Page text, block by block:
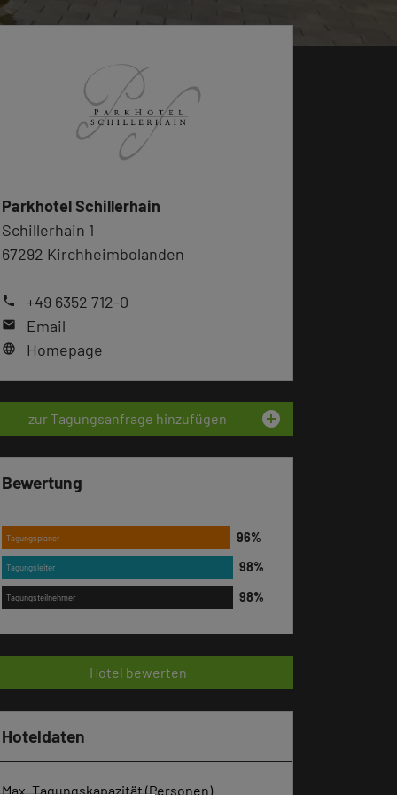
Parkhotel Schillerhain
Schillerhain 1
67292 Kirchheimbolanden
phone +49 6352 712-0
mail Email
language Homepage
zur Tagungsanfrage hinzufügen add_circle
Bewertung
Tagungsplaner
Tagungsleiter
Tagungsteilnehmer
Hotel bewerten
Hoteldaten
Max. Tagungskapazität (Personen)